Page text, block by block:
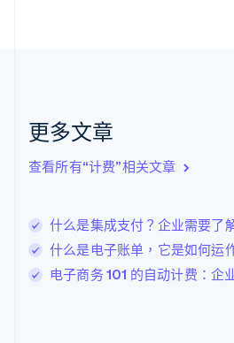
更多文章
查看所有“计费”相关文章
什么是集成支付？企业需要了
什么是电子账单，它是如何运
电子商务 101 的自动计费：企
English
English
卢森堡
罗马尼亚
English